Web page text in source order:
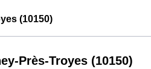
(10150)
Près-Troyes (10150)